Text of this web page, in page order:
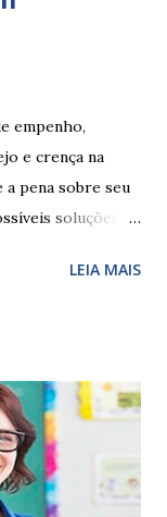
empenho,
e crença na
pena sobre seu
soluções.
de expressar o
E
Você pensa Você
os
LEIA MAIS